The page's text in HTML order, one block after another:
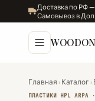
Доставка по РФ
Самовывоз в
Главная › Каталог ›
ПЛАСТИКИ HPL ARPA